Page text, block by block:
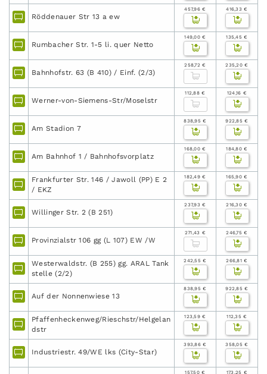
Röddenauer Str 13 a ew
457,96 € 416,33 €
Rumbacher Str. 1-5 li. quer Netto
149,00 € 135,45 €
Bahnhofstr. 63 (B 410) / Einf. (2/3)
258,72 € 235,20 €
Werner-von-Siemens-Str/Moselstr
112,88 € 124,16 €
Am Stadion 7
838,95 € 922,85 €
Am Bahnhof 1 / Bahnhofsvorplatz
168,00 € 184,80 €
Frankfurter Str. 146 / Jawoll (PP) E 2
/ EKZ
182,49 € 165,90 €
Willinger Str. 2 (B 251)
237,93 € 216,30 €
Provinzialstr 106 gg (L 107) EW /W
271,43 € 246,75 €
Westerwaldstr. (B 255) gg. ARAL Tank
stelle (2/2)
242,55 € 266,81 €
Auf der Nonnenwiese 13
838,95 € 922,85 €
Pfaffenheckenweg/Rieschstr/Helgelan
dstr
123,59 € 112,35 €
Industriestr. 49/WE lks (City-Star)
393,86 € 358,05 €
157,50 € 173,25 €